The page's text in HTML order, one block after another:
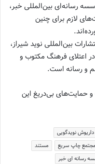
رسانه‌ای بین‌المللی خبر،
لازم برای چنین
بین‌المللی نوید شیراز،
اعتلای فرهنگ مکتوب و
و رسانه است.
و حمایت‌های بی‌دریغ این
داریوش نویدگویی
مجتمع چاپ سریع
مستند
رسانه ای خبر